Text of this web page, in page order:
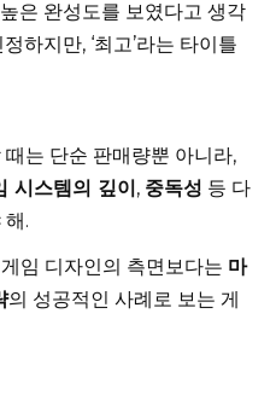
은 완성도를 보였다고 생각
하지만, ‘최고’라는 타이틀
는 단순 판매량뿐 아니라,
시스템의 깊이 , 중독성 등 다
.
임 디자인의 측면보다는 마
의 성공적인 사례로 보는 게